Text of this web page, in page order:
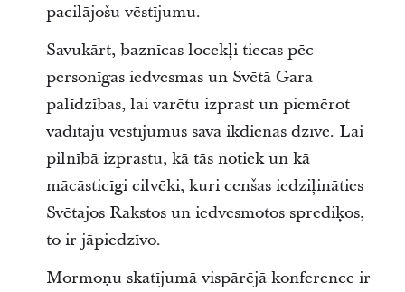
pacilājošu vēstījumu.
Savukārt, baznīcas locekļi tiecas pēc
personīgas iedvesmas un Svētā Gara
palīdzības, lai varētu izprast un piemērot
vadītāju vēstījumus savā ikdienas dzīvē. Lai
pilnībā izprastu, kā tās notiek un kā
mācāsticīgi cilvēki, kuri cenšas iedziļināties
Svētajos Rakstos un iedvesmotos sprediķos,
to ir jāpiedzīvo.
Mormoņu skatījumā vispārējā konference ir